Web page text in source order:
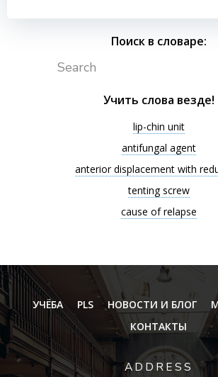
Поиск в словаре:
Search
Учить слова везде!
lip-chin unit
antifungal agent
anterior displacement with
tenting screw
cause of relapse
УЧЁБА PLS НОВОСТИ И БЛОГ
КОНТАКТЫ
ADDRESS